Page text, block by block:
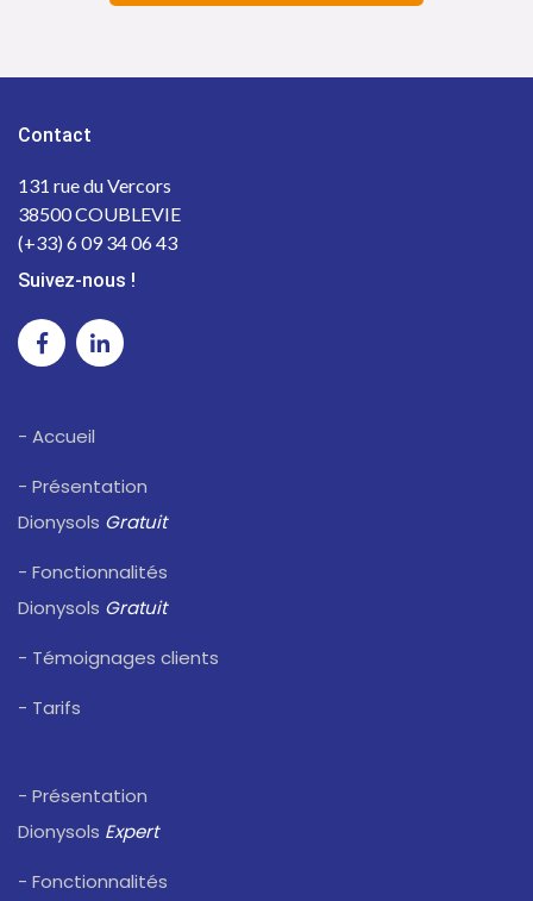
Contact
131 rue du Vercors
38500 COUBLEVIE
(+33) 6 09 34 06 43
Suivez-nous !
- Accueil
- Présentation
Dionysols Gratuit
- Fonctionnalités
Dionysols Gratuit
- Témoignages clients
- Tarifs
- Présentation
Dionysols Expert
- Fonctionnalités